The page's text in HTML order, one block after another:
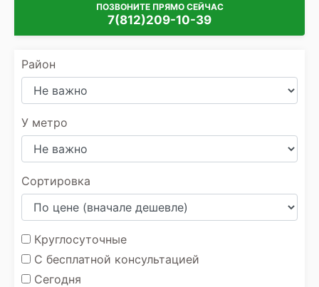
ПОЗВОНИТЕ ПРЯМО СЕЙЧАС
7(812)209-10-39
Район
У метро
Сортировка
Круглосуточные
С бесплатной консультацией
Сегодня